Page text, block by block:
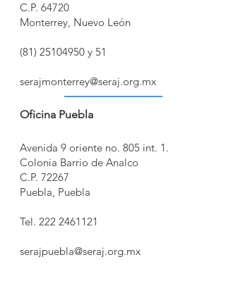
C.P. 64720
Monterrey, Nuevo León
(81) 25104950 y 51
serajmonterrey@seraj.org.mx
Oficina Puebla
Avenida 9 oriente no. 805 int. 1.
Colonia Barrio de Analco
C.P. 72267
Puebla, Puebla
Tel. 222 2461121
serajpuebla@seraj.org.mx